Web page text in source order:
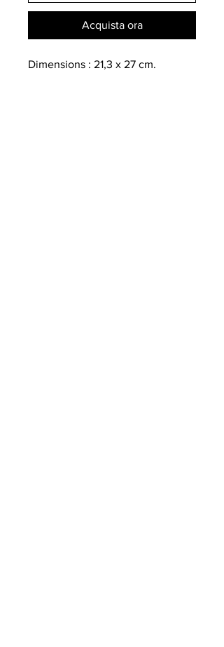
Acquista ora
Dimensions : 21,3 x 27 cm.